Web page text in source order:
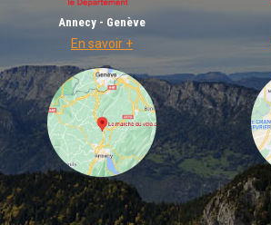
Annecy - Genève
En savoir +